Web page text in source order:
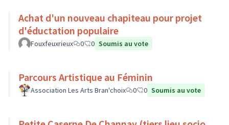
Achat d'un nouveau chapiteau pour projet
d'éductation populaire
Fouxfeuxrieux 0 0 Soumis au vote
Parcours Artistique au Féminin
Association Les Arts Bran'choix 0 0 Soumis au vote